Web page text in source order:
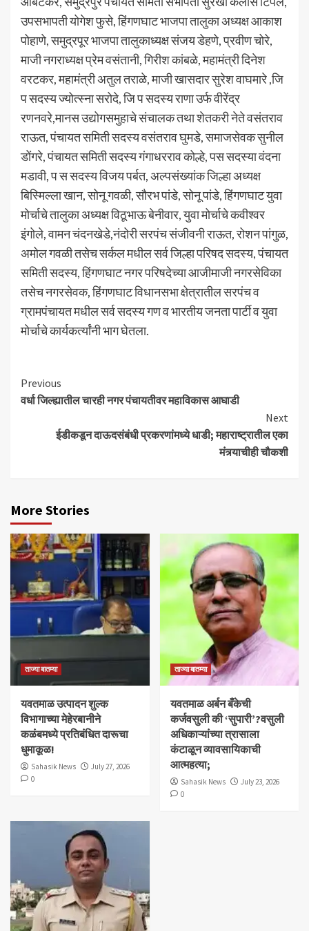
उपसभापती योगेश फुसे, हिंगणघाट भाजपा तालुका अध्यक्ष आकाश
पोहाणे, समुद्रपूर भाजपा तालुकाध्यक्ष संजय डेहणे, प्रवीण चोरे,
माजी नगराध्यक्ष प्रेम वसंतानी, गिरीश कांबळे, महामंत्री दिनेश
वरटकर, महामंत्री अतुल तराळे, माजी खासदार सुरेश वाघमारे ,जि
प सदस्य ज्योत्स्ना सरोदे, जि प सदस्य राणा उर्फ वीरेंद्र
रणनवरे,मानस उद्योगसमुहाचे संचालक तथा शेतकरी नेते वसंतराव
राऊत, पंचायत समिती सदस्य वसंतराव घुमडे, समाजसेवक सुनील
डोंगरे, पंचायत समिती सदस्य गंगाधरराव कोल्हे, पस सदस्या वंदना
मडावी, प स सदस्य विजय पर्बत, अल्पसंख्यांक जिल्हा अध्यक्ष
बिस्मिल्ला खान, सोनू गवळी, सौरभ पांडे, सोनू पांडे, हिंगणघाट युवा
मोर्चाचे तालुका अध्यक्ष विठूभाऊ बेनीवार, युवा मोर्चाचे कवीश्वर
इंगोले, वामन चंदनखेडे,नंदोरी सरपंच संजीवनी राऊत, रोशन पांगुळ,
अमोल गवळी तसेच सर्कल मधील सर्व जिल्हा परिषद सदस्य, पंचायत
समिती सदस्य, हिंगणघाट नगर परिषदेच्या आजीमाजी नगरसेविका
तसेच नगरसेवक, हिंगणघाट विधानसभा क्षेत्रातील सरपंच व
ग्रामपंचायत मधील सर्व सदस्य गण व भारतीय जनता पार्टी व युवा
मोर्चाचे कार्यकर्त्यांनी भाग घेतला.
Continue
Reading
Previous
वर्धा जिल्ह्यातील चारही नगर पंचायतीवर महाविकास आघाडी
Next
ईडीकडून दाऊदसंबंधी प्रकरणांमध्ये धाडी; महाराष्ट्रातील एका
मंत्र्याचीही चौकशी
More Stories
ताज्या बातम्या
यवतमाळ उत्पादन शुल्क
विभागाच्या मेहेरबानीने
कळंबमध्ये प्रतिबंधित दारूचा
धुमाकूळ!
Sahasik News
July 27, 2026
0
ताज्या बातम्या
​यवतमाळ अर्बन बँकेची
कर्जवसुली की ‘सुपारी’?वसुली
अधिकाऱ्यांच्या त्रासाला
कंटाळून व्यावसायिकाची
आत्महत्या;
Sahasik News
July 23, 2026
0